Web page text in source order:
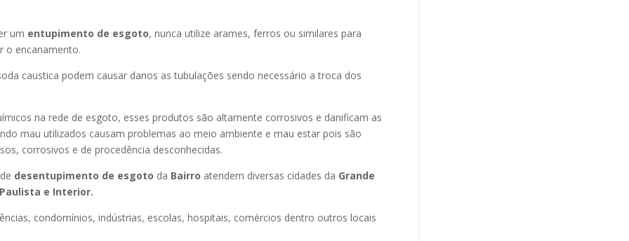
um entupimento de esgoto, nunca utilize arames, ferros ou similares para
o encanamento.
caustica podem causar danos as tubulações sendo necessário a troca dos
na rede de esgoto, esses produtos são altamente corrosivos e danificam as
mau utilizados causam problemas ao meio ambiente e mau estar pois são
corrosivos e de procedência desconhecidas.
desentupimento de esgoto da Bairro atendem diversas cidades da Grande
Paulista e Interior.
condomínios, indústrias, escolas, hospitais, comércios dentro outros locais